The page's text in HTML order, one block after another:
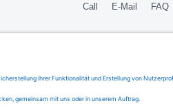
Call E-Mail FAQ